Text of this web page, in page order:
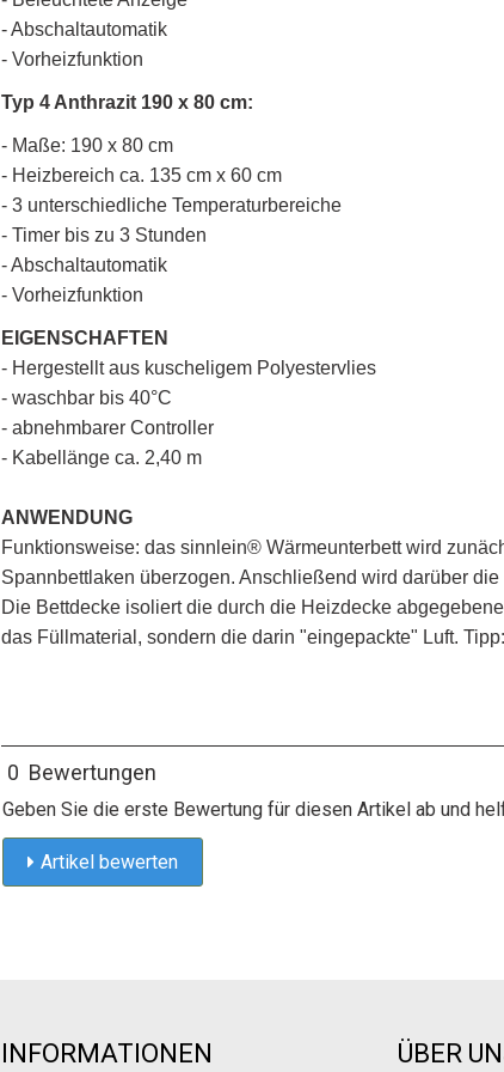
- Abschaltautomatik
- Vorheizfunktion
Typ 4 Anthrazit 190 x 80 cm:
- Maße: 190 x 80 cm
- Heizbereich ca. 135 cm x 60 cm
- 3 unterschiedliche Temperaturbereiche
- Timer bis zu 3 Stunden
- Abschaltautomatik
- Vorheizfunktion
EIGENSCHAFTEN
- Hergestellt aus kuscheligem Polyestervlies
- waschbar bis 40°C
- abnehmbarer Controller
- Kabellänge ca. 2,40 m
ANWENDUNG
Funktionsweise: das sinnlein® Wärmeunterbett wird
Spannbettlaken überzogen. Anschließend wird darüber
Die Bettdecke isoliert die durch die Heizdecke
das Füllmaterial, sondern die darin "eingepackte" Luft.
0 Bewertungen
Geben Sie die erste Bewertung für diesen Artikel ab und
Artikel bewerten
INFORMATIONEN ÜBER